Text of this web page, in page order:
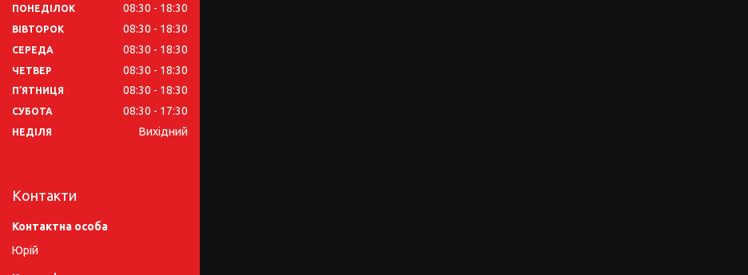
ПОНЕДІЛОК 08:30 18:30
ВІВТОРОК 08:30 18:30
СЕРЕДА 08:30 18:30
ЧЕТВЕР 08:30 18:30
ПʼЯТНИЦЯ 08:30 18:30
СУБОТА 08:30 17:30
НЕДІЛЯ Вихідний
Контакти
Юрій